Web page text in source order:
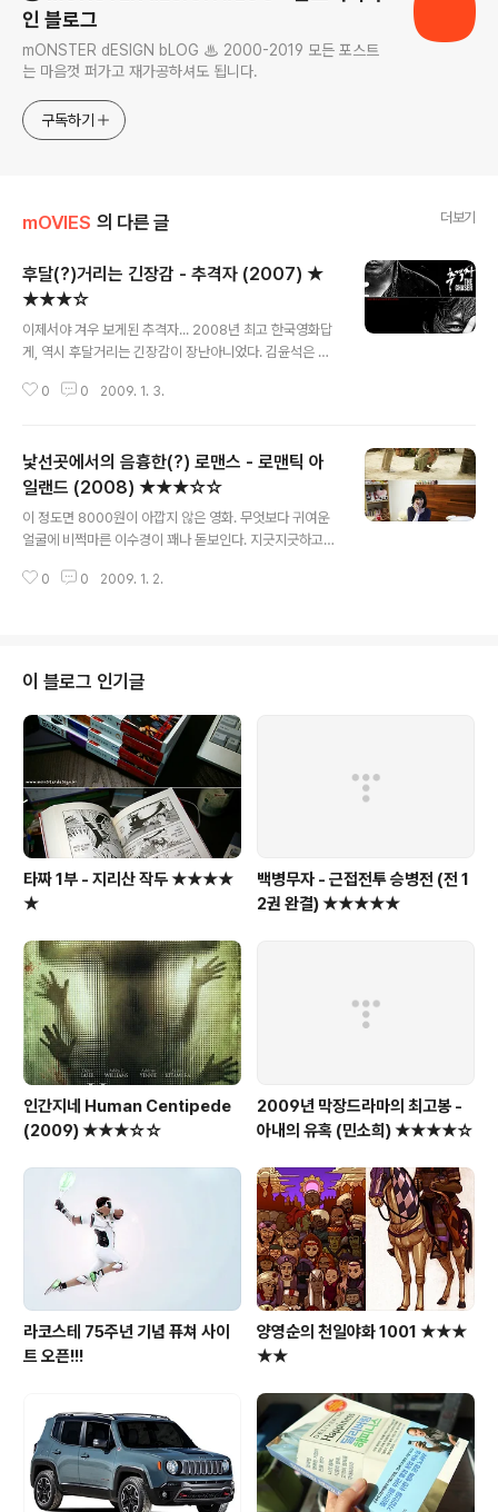
인 블로그
mONSTER dESIGN bLOG ♨ 2000-2019 모든 포스트
는 마음껏 퍼가고 재가공하셔도 됩니다.
구독하기
mOVIES 의 다른 글 더보기
후달(?)거리는 긴장감 - 추격자 (2007) ★
★★★☆
이제서야 겨우 보게된 추격자... 2008년 최고 한국영화답
게, 역시 후달거리는 긴장감이 장난아니었다. 김윤석은 마
도 하다. 그의 집요한 추격과 분노(?)에 찬 좌절에는 끈적거
고, 지영민 증거찾기에 온 경찰이 난린데, 관할구역 경찰이
순찰차에서 낮잠을 자고 있다니? 이게 말이 되는가... 게다
가, 경찰 미행까지 당하고 있는 지영민은 벌건 대낮에 2명
이나 살인을 저지르고, 서영희의 목을 잘라, 시체가 왕창 묻
이 마당에... 쩝... 참고로, 미진역의 서영희는 "며느리 전성
0 0 2009. 1. 3.
낯선곳에서의 음흉한(?) 로맨스 - 로맨틱 아
일랜드 (2008) ★★★☆☆
이 정도면 8000원이 아깝지 않은 영화. 무엇보다 귀여운
얼굴에 비쩍마른 이수경이 꽤나 돋보인다. 지긋지긋하고
낯선곳에서 은근히 기대하는 음흉한(?) 로맨스를 보고싶다
러니까 작년 1월달... 보라카이에 3박4일 휴가갔을때, 호텔
에 유진이 왔다더라 하는 소문이 무성했었고, 해변가에 촬
영장비가 늘 쌓여있어서, 그런가 보다 했었는데... 그 영화
가 바로 이 영화였던것... 1월 1일 용산 CGV 5시 55분...
0 0 2009. 1. 2.
이 블로그 인기글
타짜 1부 - 지리산 작두 ★★★★
★
백병무자 - 근접전투 승병전 (전 1
2권 완결) ★★★★★
인간지네 Human Centipede
(2009) ★★★☆☆
2009년 막장드라마의 최고봉 -
아내의 유혹 (민소희) ★★★★☆
라코스테 75주년 기념 퓨쳐 사이
트 오픈!!!
양영순의 천일야화 1001 ★★★
★★